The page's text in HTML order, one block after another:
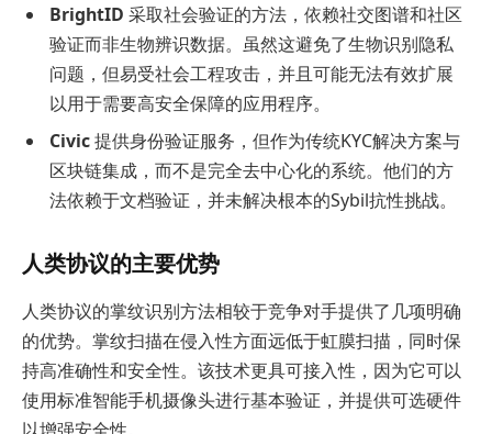
BrightID 采取社会验证的方法，依赖社交图谱和社区
验证而非生物辨识数据。虽然这避免了生物识别隐私
问题，但易受社会工程攻击，并且可能无法有效扩展
以用于需要高安全保障的应用程序。
Civic提供身份验证服务，但作为传统KYC解决方案与
区块链集成，而不是完全去中心化的系统。他们的方
法依赖于文档验证，并未解决根本的Sybil抗性挑战。
人类协议的主要优势
人类协议的掌纹识别方法相较于竞争对手提供了几项明确
的优势。掌纹扫描在侵入性方面远低于虹膜扫描，同时保
持高准确性和安全性。该技术更具可接入性，因为它可以
使用标准智能手机摄像头进行基本验证，并提供可选硬件